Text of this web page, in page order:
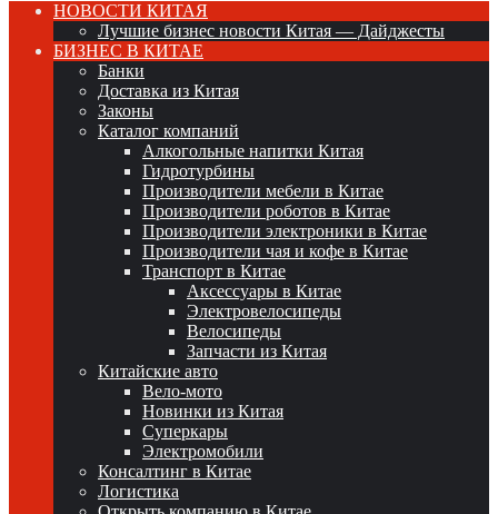
НОВОСТИ КИТАЯ
Лучшие бизнес новости Китая — Дайджесты
БИЗНЕС В КИТАЕ
Банки
Доставка из Китая
Законы
Каталог компаний
Алкогольные напитки Китая
Гидротурбины
Производители мебели в Китае
Производители роботов в Китае
Производители электроники в Китае
Производители чая и кофе в Китае
Транспорт в Китае
Аксессуары в Китае
Электровелосипеды
Велосипеды
Запчасти из Китая
Китайские авто
Вело-мото
Новинки из Китая
Суперкары
Электромобили
Консалтинг в Китае
Логистика